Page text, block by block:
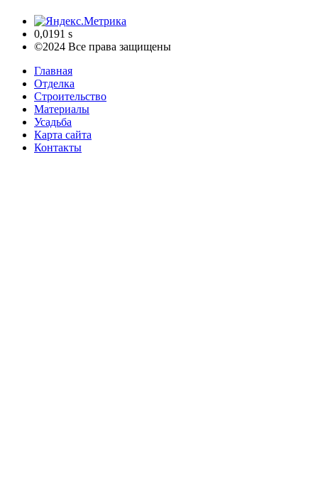
0,0191 s
©2024 Все права защищены
Главная
Отделка
Строительство
Материалы
Усадьба
Карта сайта
Контакты